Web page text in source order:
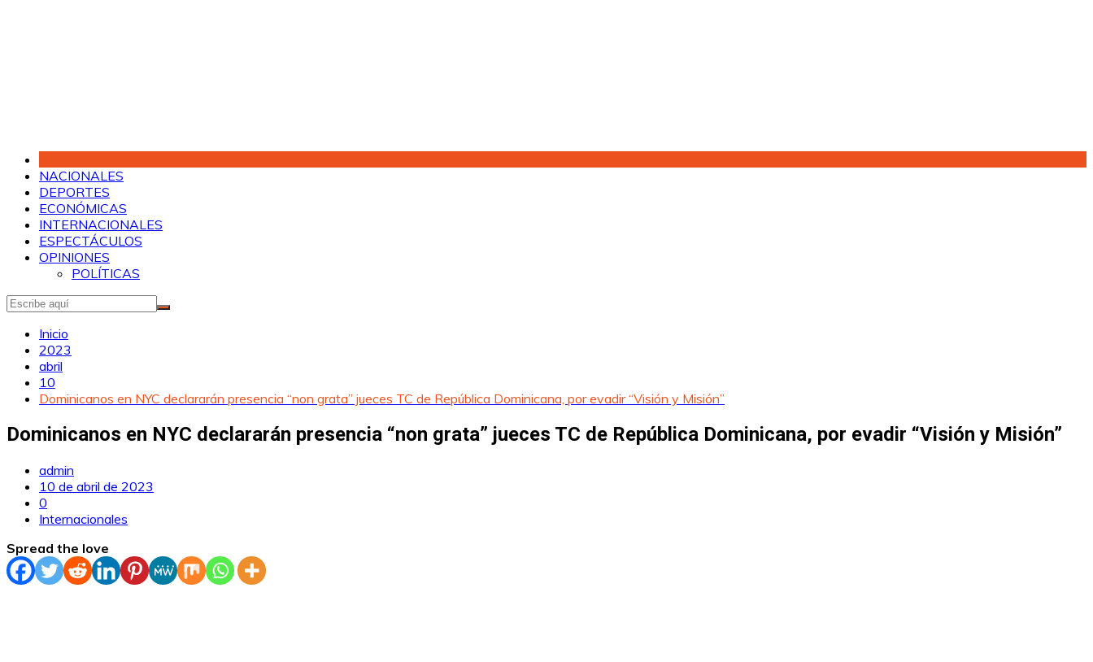
NACIONALES
DEPORTES
ECONÓMICAS
INTERNACIONALES
ESPECTÁCULOS
OPINIONES
POLÍTICAS
Inicio
2023
abril
10
Dominicanos en NYC declararán presencia “non grata” jueces TC de República Dominicana, por evadir “Visión y Misión”
Dominicanos en NYC declararán presencia “non grata” jueces TC de República Dominicana, por evadir “Visión y Misión”
admin
10 de abril de 2023
0
Internacionales
Spread the love